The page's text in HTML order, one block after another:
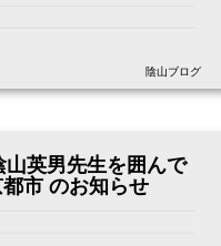
陰山ブログ
山英男先生を囲んで
市 のお知らせ